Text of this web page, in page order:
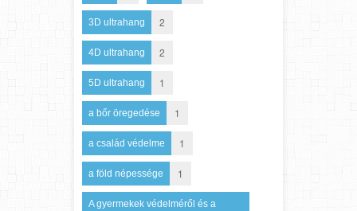
3D ultrahang 2
4D ultrahang 2
5D ultrahang 1
a bőr öregedése 1
a család védelme 1
a föld népessége 1
A gyermekek védelméről és a